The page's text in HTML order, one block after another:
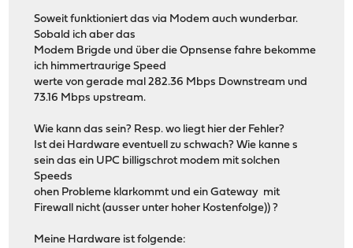
Soweit funktioniert das via Modem auch wunderbar.
Sobald ich aber das
Modem Brigde und über die Opnsense fahre bekomme
ich himmertraurige Speed
werte von gerade mal 282.36 Mbps Downstream und
73.16 Mbps upstream.
Wie kann das sein? Resp. wo liegt hier der Fehler?
Ist dei Hardware eventuell zu schwach? Wie kanne s
sein das ein UPC billigschrot modem mit solchen
Speeds
ohen Probleme klarkommt und ein Gateway mit
Firewall nicht (ausser unter hoher Kostenfolge)) ?
Meine Hardware ist folgende: